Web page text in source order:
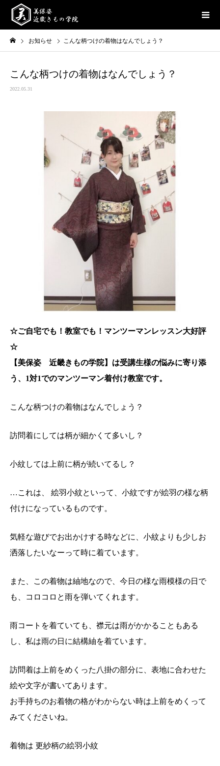
お知らせ こんな柄つけの着物はなんでしょう？
こんな柄つけの着物はなんでしょう？
2022.05.31
☆ご自宅でも！教室でも！マンツーマンレッスン大好評
☆
【美保姿 近畿きもの学院】は受講生様の悩みに寄り添
う、1対1でのマンツーマン着付け教室です。
こんな柄つけの着物はなんでしょう？
訪問着にしては柄が細かくて多いし？
小紋しては上前に柄が続いてるし？
…これは、 絵羽小紋といって、小紋ですが絵羽の様な柄
付けになっているものです。
気軽な遊びでお出かけする時などに、小紋よりも少しお
洒落したいなーって時に着ています。
また、この着物は紬地なので、今日の様な雨模様の日で
も、コロコロと雨を弾いてくれます。
雨コートを着ていても、襟元は雨がかかることもある
し、私は雨の日に結構紬を着ています。
訪問着は上前をめくった八掛の部分に、表地に合わせた
絵や文字が書いてあります。
お手持ちのお着物の格がわからない時は上前をめくって
みてくださいね。
着物は 更紗柄の絵羽小紋